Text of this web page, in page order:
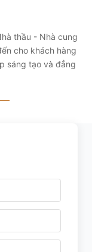
thầu - Nhà cung
cho khách hàng
sáng tạo và đẳng